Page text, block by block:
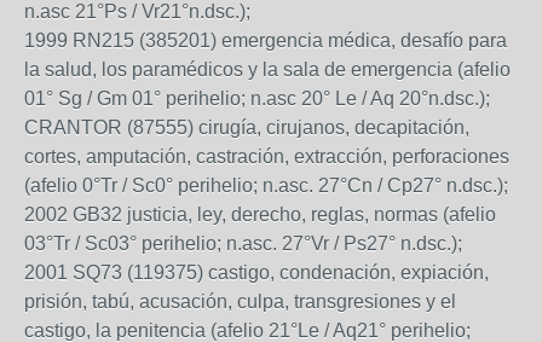
n.asc 21°Ps / Vr21°n.dsc.);
1999 RN215 (385201) emergencia médica, desafío para
la salud, los paramédicos y la sala de emergencia (afelio
01° Sg / Gm 01° perihelio; n.asc 20° Le / Aq 20°n.dsc.);
CRANTOR (87555) cirugía, cirujanos, decapitación,
cortes, amputación, castración, extracción, perforaciones
(afelio 0°Tr / Sc0° perihelio; n.asc. 27°Cn / Cp27° n.dsc.);
2002 GB32 justicia, ley, derecho, reglas, normas (afelio
03°Tr / Sc03° perihelio; n.asc. 27°Vr / Ps27° n.dsc.);
2001 SQ73 (119375) castigo, condenación, expiación,
prisión, tabú, acusación, culpa, transgresiones y el
castigo, la penitencia (afelio 21°Le / Aq21° perihelio;